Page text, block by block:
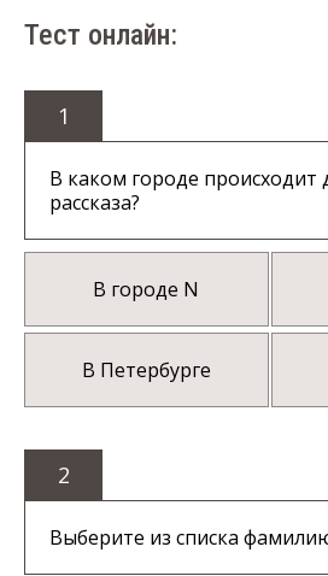
Тест онлайн:
1
В каком городе происходит
рассказа?
В городе N
В Петербурге
2
Выберите из списка